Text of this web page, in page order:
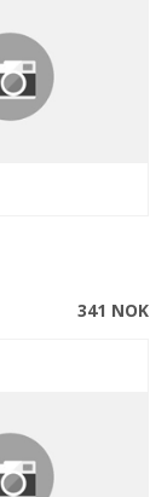
341 NOK